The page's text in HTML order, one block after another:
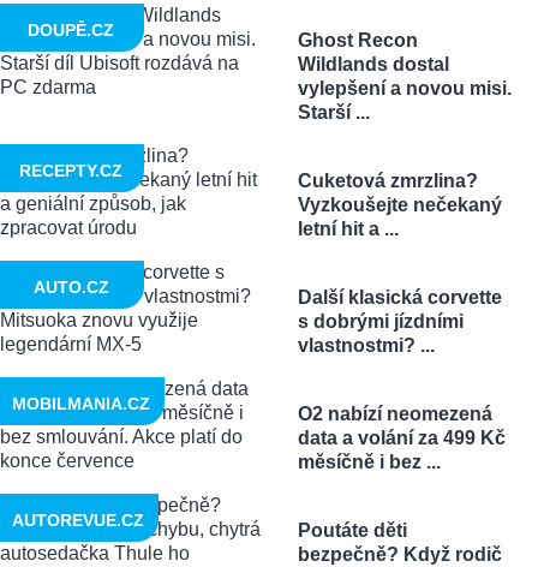
Ghost Recon
Wildlands dostal
vylepšení a novou misi.
Starší ...
DOUPĚ.CZ
Cuketová zmrzlina?
Vyzkoušejte nečekaný
letní hit a ...
RECEPTY.CZ
Další klasická corvette
s dobrými jízdními
vlastnostmi? ...
AUTO.CZ
O2 nabízí neomezená
data a volání za 499 Kč
měsíčně i bez ...
MOBILMANIA.CZ
Poutáte děti
bezpečně? Když rodič
AUTOREVUE.CZ